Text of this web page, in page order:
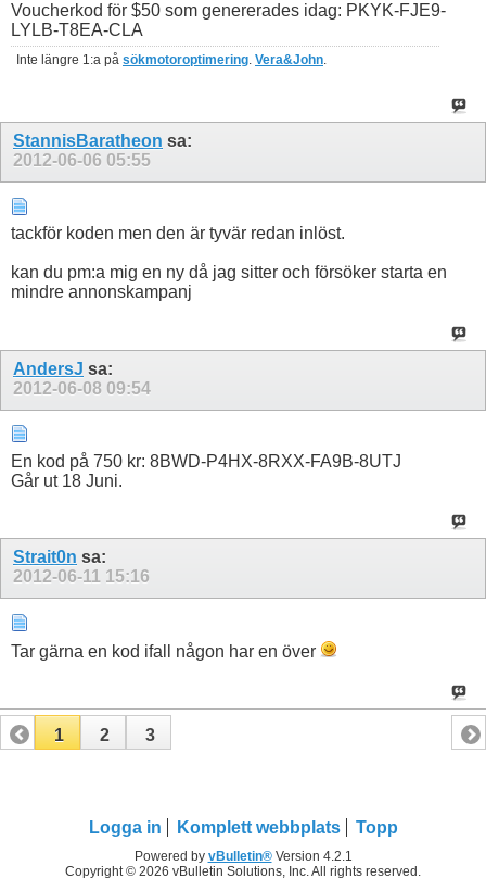
Voucherkod för $50 som genererades idag: PKYK-FJE9-
LYLB-T8EA-CLA
Inte längre 1:a på sökmotoroptimering. Vera&John.
StannisBaratheon sa:
2012-06-06 05:55
tackför koden men den är tyvär redan inlöst.
kan du pm:a mig en ny då jag sitter och försöker starta en
mindre annonskampanj
AndersJ sa:
2012-06-08 09:54
En kod på 750 kr: 8BWD-P4HX-8RXX-FA9B-8UTJ
Går ut 18 Juni.
Strait0n sa:
2012-06-11 15:16
Tar gärna en kod ifall någon har en över
1 2 3
Logga in Komplett webbplats Topp
Powered by vBulletin®Version 4.2.1
Copyright © 2026 vBulletin Solutions, Inc. All rights reserved.